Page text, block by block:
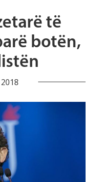
të
botën,